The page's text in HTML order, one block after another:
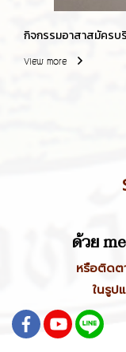
กิจกรรมอาสาสมัคร
View more
ด้วย
หรือติดต
ในรูป